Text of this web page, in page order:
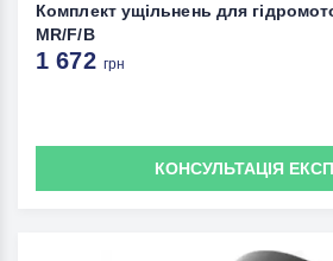
Комплект ущільнень для
MR/F/B
1 672 грн
КОНСУЛЬТАЦІЯ